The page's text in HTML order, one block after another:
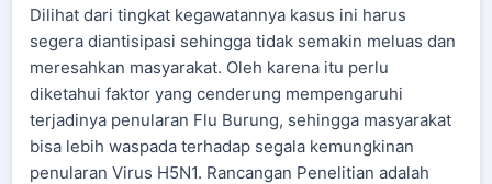
Dilihat dari tingkat kegawatannya kasus ini harus
segera diantisipasi sehingga tidak semakin meluas dan
meresahkan masyarakat. Oleh karena itu perlu
diketahui faktor yang cenderung mempengaruhi
terjadinya penularan Flu Burung, sehingga masyarakat
bisa lebih waspada terhadap segala kemungkinan
penularan Virus H5N1. Rancangan Penelitian adalah